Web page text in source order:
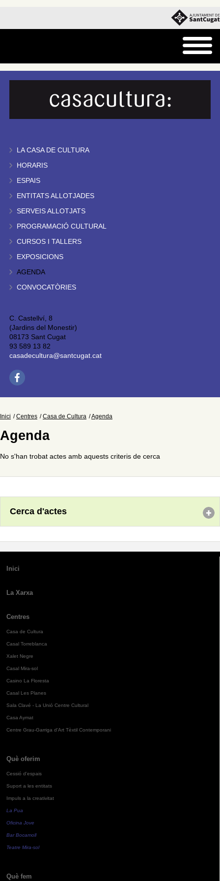
LA CASA DE CULTURA
HORARIS
ESPAIS
ENTITATS ALLOTJADES
SERVEIS ALLOTJATS
PROGRAMACIÓ CULTURAL
CURSOS I TALLERS
EXPOSICIONS
AGENDA
CONVOCATÒRIES
C. Castellví, 8
(Jardins del Monestir)
08173 Sant Cugat
93 589 13 82
casadecultura@santcugat.cat
Inici Centres Casa de Cultura Agenda
Agenda
No s'han trobat actes amb aquests criteris de cerca
Cerca d'actes
Inici
La Xarxa
Centres
Casa de Cultura
Casal Torreblanca
Xalet Negre
Casal Mira-sol
Casino La Floresta
Casal Les Planes
Sala Clavé - La Unió Centre Cultural
Casa Aymat
Centre Grau-Garriga d'Art Tèxtil Contemporani
Què oferim
Cessió d'espais
Suport a les entitats
Impuls a la creativitat
La Pua
Oficina Jove
Bar Bocamoll
Teatre Mira-sol
Què fem